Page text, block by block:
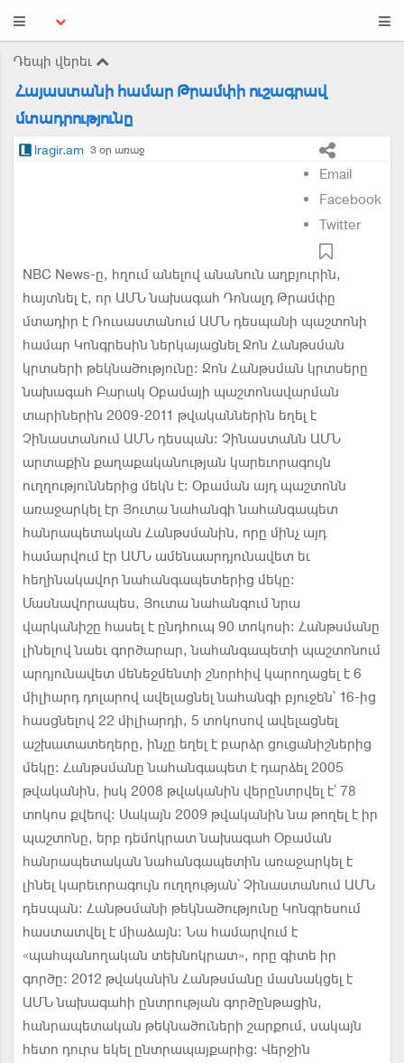
Դեպի վերեւ
Հայաստանի համար Թրամփի ուշագրավ
մտադրությունը
lragir.am 3 օր առաջ
Email
Facebook
Twitter
NBC News-ը, հղում անելով անանուն աղբյուրին,
հայտնել է, որ ԱՄՆ նախագահ Դոնալդ Թրամփը
մտադիր է Ռուսաստանում ԱՄՆ դեսպանի պաշտոնի
համար Կոնգրեսին ներկայացնել Ջոն Հանթսման
կրտսերի թեկնածությունը: Ջոն Հանթսման կրտսերը
նախագահ Բարակ Օբամայի պաշտոնավարման
տարիներին 2009-2011 թվականներին եղել է
Չինաստանում ԱՄՆ դեսպան: Չինաստանն ԱՄՆ
արտաքին քաղաքականության կարեւորագույն
ուղղություններից մեկն է: Օբաման այդ պաշտոնն
առաջարկել էր Յուտա նահանգի նահանգապետ
հանրապետական Հանթսմանին, որը մինչ այդ
համարվում էր ԱՄՆ ամենաարդյունավետ եւ
հեղինակավոր նահանգապետերից մեկը:
Մասնավորապես, Յուտա նահանգում նրա
վարկանիշը հասել է ընդհուպ 90 տոկոսի: Հանթսմանը
լինելով նաեւ գործարար, նահանգապետի պաշտոնում
արդյունավետ մենեջմենտի շնորհիվ կարողացել է 6
միլիարդ դոլարով ավելացնել նահանգի բյուջեն՝ 16-ից
հասցնելով 22 միլիարդի, 5 տոկոսով ավելացնել
աշխատատեղերը, ինչը եղել է բարձր ցուցանիշներից
մեկը: Հանթսմանը նահանգապետ է դարձել 2005
թվականին, իսկ 2008 թվականին վերընտրվել է՝ 78
տոկոս քվեով: Սակայն 2009 թվականին նա թողել է իր
պաշտոնը, երբ դեմոկրատ նախագահ Օբաման
հանրապետական նահանգապետին առաջարկել է
լինել կարեւորագույն ուղղության՝ Չինաստանում ԱՄՆ
դեսպան: Հանթսմանի թեկնածությունը Կոնգրեսում
հաստատվել է միաձայն: Նա համարվում է
«պահպանողական տեխնոկրատ», որը գիտե իր
գործը: 2012 թվականին Հանթսմանը մասնակցել է
ԱՄՆ նախագահի ընտրության գործընթացին,
հանրապետական թեկնածուների շարքում, սակայն
հետո դուրս եկել ընտրապայքարից: Վերջին